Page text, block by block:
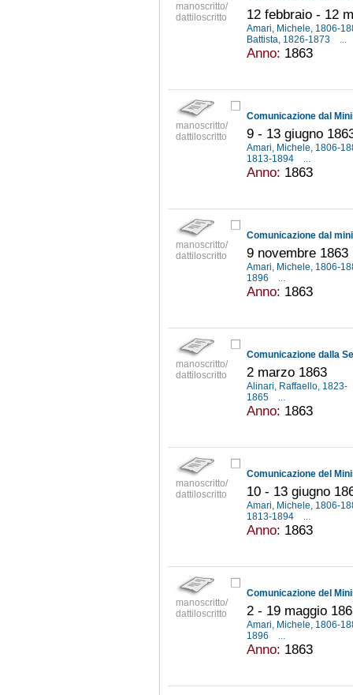
manoscritto/
dattiloscritto
12 febbraio - 12
Amari, Michele, 1806-
Battista, 1826-1873
...
Anno: 1863
manoscritto/
dattiloscritto
9 - 13 giugno
Amari, Michele, 1806-
1813-1894
...
Anno: 1863
manoscritto/
dattiloscritto
9 novembre 1863
Amari, Michele, 1806-
1896
...
Anno: 1863
manoscritto/
dattiloscritto
2 marzo 1863
Alinari, Raffaello, 1823-
1865
...
Anno: 1863
manoscritto/
dattiloscritto
10 - 13 giugno
Amari, Michele, 1806-
1813-1894
...
Anno: 1863
manoscritto/
dattiloscritto
2 - 19 maggio
Amari, Michele, 1806-
1896
...
Anno: 1863